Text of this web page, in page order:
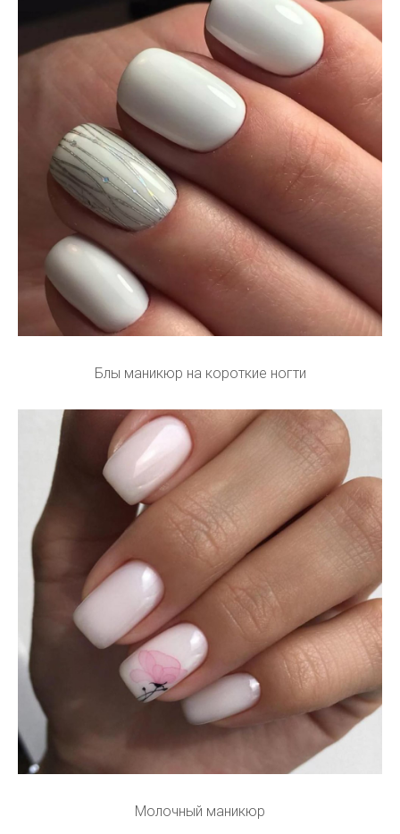
Блы маникюр на короткие ногти
Молочный маникюр